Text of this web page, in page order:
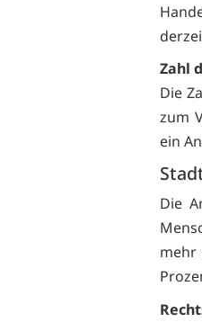
Zahl
Die
zum
ein
Die
mehr